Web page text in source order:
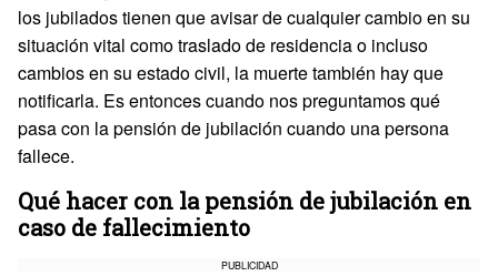
los jubilados tienen que avisar de cualquier cambio en su
situación vital como traslado de residencia o incluso
cambios en su estado civil, la muerte también hay que
notificarla. Es entonces cuando nos preguntamos qué
pasa con la pensión de jubilación cuando una persona
fallece.
Qué hacer con la pensión de jubilación en
caso de fallecimiento
PUBLICIDAD